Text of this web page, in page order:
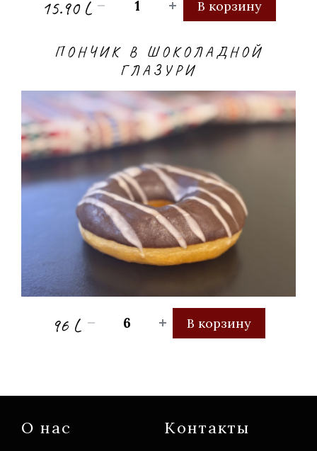
15.90 L В корзину
ПОНЧИК В ШОКОЛАДНОЙ
ГЛАЗУРИ
96 L В корзину
О нас
Контакты